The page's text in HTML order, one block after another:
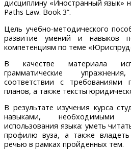
дисциплину «Иностранный язык»
Paths Law. Book 3”.
Цель учебно-методического
развитие умений и навыков
компетенциям по теме
В качестве материала
грамматические
соответствии с требованиями
планов, а также тексты
В результате изучения курса
навыками, необходимыми
использования языка: уметь
профилю вуза, а также
речью в рамках пройденных тем.